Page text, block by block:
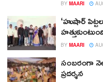
BY MAARI
‘హుషార్‌
BY MAARI
సంబరంగా
ప్రదర్శన